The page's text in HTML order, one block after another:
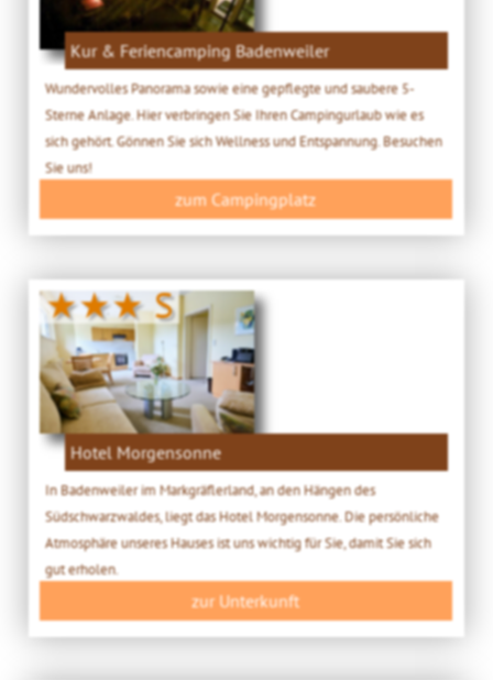
Kur & Feriencamping Badenweiler
Wundervolles Panorama sowie eine gepflegte und saubere 5-
Sterne Anlage. Hier verbringen Sie Ihren Campingurlaub wie es
sich gehört. Gönnen Sie sich Wellness und Entspannung. Besuchen
Sie uns!
zum Campingplatz
★★★ S
Hotel Morgensonne
In Badenweiler im Markgräflerland, an den Hängen des
Südschwarzwaldes, liegt das Hotel Morgensonne. Die persönliche
Atmosphäre unseres Hauses ist uns wichtig für Sie, damit Sie sich
gut erholen.
zur Unterkunft